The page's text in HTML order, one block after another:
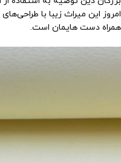
امروز این میراث زیبا با
همراه دست هایمان است.